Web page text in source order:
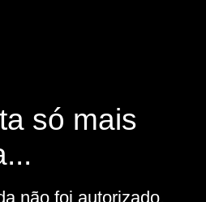
só mais
não foi autorizado.